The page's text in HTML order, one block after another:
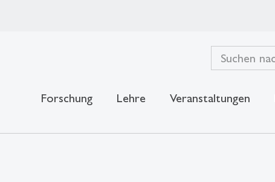
Forschung Lehre Veranstaltungen